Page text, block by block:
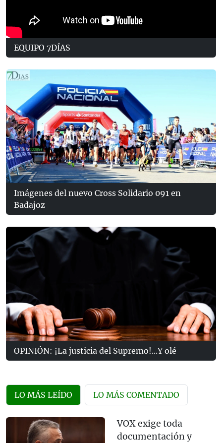
EQUIPO 7DÍAS
Imágenes del nuevo Cross Solidario 091 en
Badajoz
OPINIÓN: ¡La justicia del Supremo!...Y olé
LO MÁS LEÍDO LO MÁS COMENTADO
VOX exige toda
documentación y